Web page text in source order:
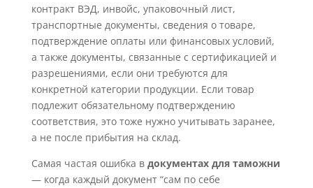
контракт ВЭД, инвойс, упаковочный лист,
транспортные документы, сведения о товаре,
подтверждение оплаты или финансовых условий,
а также документы, связанные с сертификацией и
разрешениями, если они требуются для
конкретной категории продукции. Если товар
подлежит обязательному подтверждению
соответствия, это тоже нужно учитывать заранее,
а не после прибытия на склад.
Самая частая ошибка в документах для таможни
— когда каждый документ “сам по себе